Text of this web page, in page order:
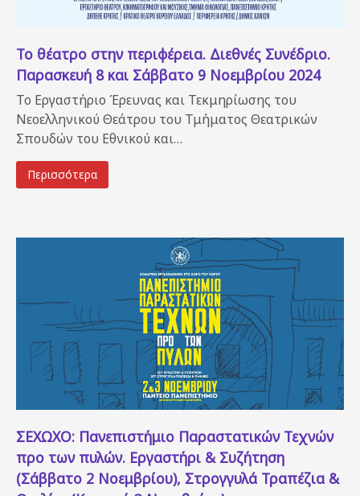
Το θέατρο στην περιφέρεια. Διεθνές Συνέδριο.
Παρασκευή 8 και Σάββατο 9 Νοεμβρίου 2024
Το Εργαστήριο Έρευνας και Τεκμηρίωσης του
Νεοελληνικού Θεάτρου του Τμήματος Θεατρικών
Σπουδών του Εθνικού και…
Περισσότερα
ΣΕΧΩΧΟ: Πανεπιστήμιο Παραστατικών Τεχνών
προ των πυλών. Εργαστήρι & Συζήτηση
(Σάββατο 2 Νοεμβρίου), Στρογγυλά Τραπέζια &